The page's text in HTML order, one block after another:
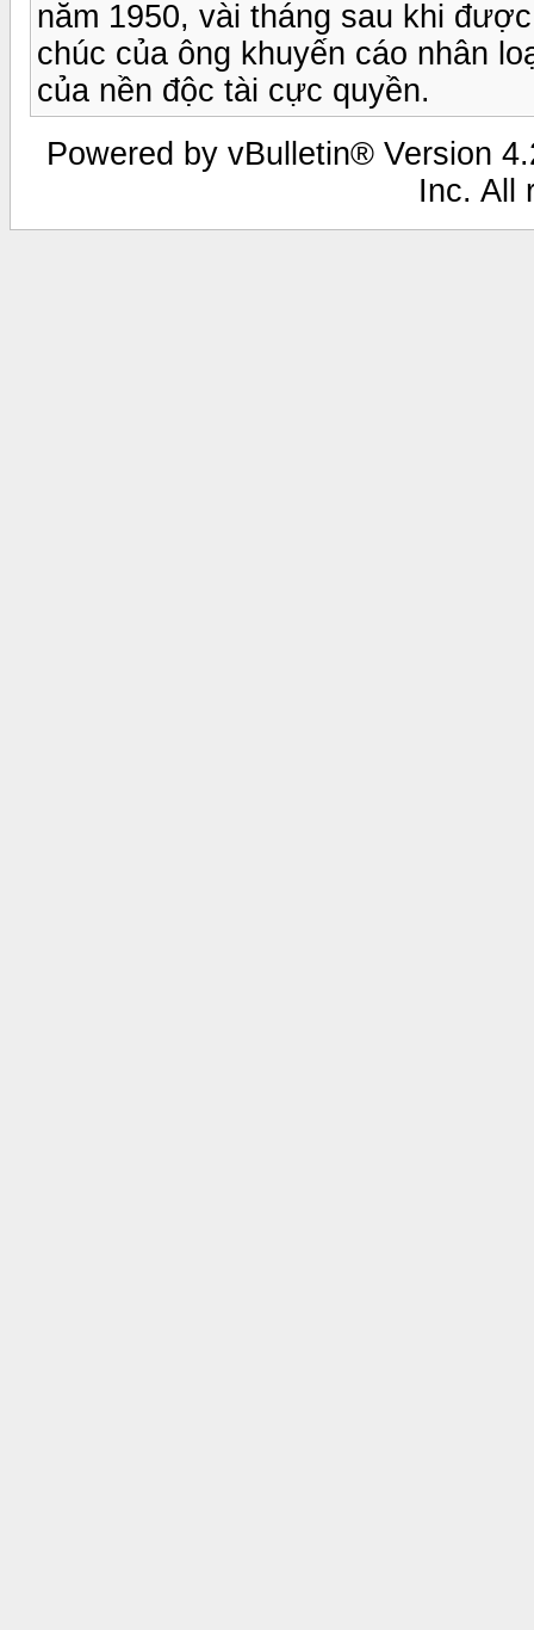
năm 1950, vài tháng sau khi
chúc của ông khuyến cáo nhân
của nền độc tài cực quyền.
Powered by vBulletin® Version
Inc. All